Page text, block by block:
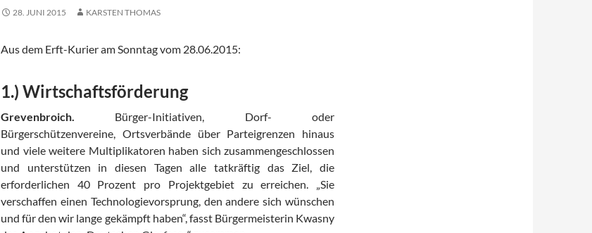
28. JUNI 2015 KARSTEN THOMAS
Aus dem Erft-Kurier am Sonntag vom 28.06.2015:
1.) Wirtschaftsförderung
Grevenbroich. Bürger-Initiativen, Dorf- oder
Bürgerschützenvereine, Ortsverbände über Parteigrenzen hinaus
und viele weitere Multiplikatoren haben sich zusammengeschlossen
und unterstützen in diesen Tagen alle tatkräftig das Ziel, die
erforderlichen 40 Prozent pro Projektgebiet zu erreichen. „Sie
verschaffen einen Technologievorsprung, den andere sich wünschen
und für den wir lange gekämpft haben“, fasst Bürgermeisterin Kwasny